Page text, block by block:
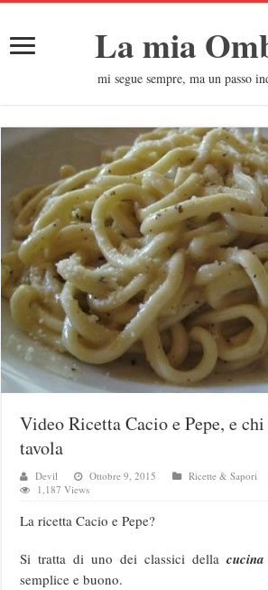
La mia
mi segue sempre, ma un passo
Video Ricetta Cacio e Pepe, e
tavola
Devil Ottobre 9, 2015 Ricette & Sapori
1,187 Views
La ricetta Cacio e Pepe?
Si tratta di uno dei classici della
semplice e buono.